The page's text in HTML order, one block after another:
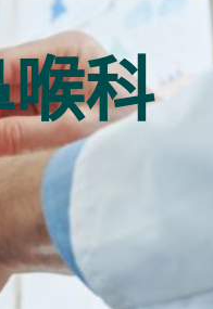
科